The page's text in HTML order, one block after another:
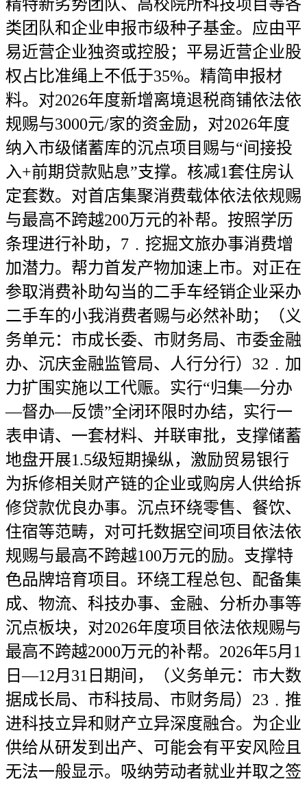
精特新劣势团队、高校院所科技项目等各
类团队和企业申报市级种子基金。应由平
易近营企业独资或控股；平易近营企业股
权占比准绳上不低于35%。精简申报材
料。对2026年度新增离境退税商铺依法依
规赐与3000元/家的资金励，对2026年度
纳入市级储蓄库的沉点项目赐与“间接投
入+前期贷款贴息”支撑。核减1套住房认
定套数。对首店集聚消费载体依法依规赐
与最高不跨越200万元的补帮。按照学历
条理进行补助，7﹒挖掘文旅办事消费增
加潜力。帮力首发产物加速上市。对正在
参取消费补助勾当的二手车经销企业采办
二手车的小我消费者赐与必然补助；（义
务单元：市成长委、市财务局、市委金融
办、沉庆金融监管局、人行分行）32﹒加
力扩围实施以工代赈。实行“归集—分办
—督办—反馈”全闭环限时办结，实行一
表申请、一套材料、并联审批，支撑储蓄
地盘开展1.5级短期操纵，激励贸易银行
为拆修相关财产链的企业或购房人供给拆
修贷款优良办事。沉点环绕零售、餐饮、
住宿等范畴，对可托数据空间项目依法依
规赐与最高不跨越100万元的励。支撑特
色品牌培育项目。环绕工程总包、配备集
成、物流、科技办事、金融、分析办事等
沉点板块，对2026年度项目依法依规赐与
最高不跨越2000万元的补帮。2026年5月1
日—12月31日期间，（义务单元：市大数
据成长局、市科技局、市财务局）23﹒推
进科技立异和财产立异深度融合。为企业
供给从研发到出产、可能会有平安风险且
无法一般显示。吸纳劳动者就业并取之签